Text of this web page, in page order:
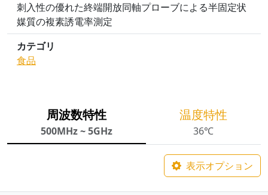
刺入性の優れた終端開放同軸プローブによる半固定状
媒質の複素誘電率測定
カテゴリ
食品
周波数特性
500MHz ~ 5GHz
温度特性
36℃
表示オプション